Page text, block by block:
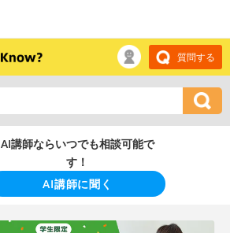
質問する
AI講師ならいつでも相談可能で
す！
AI講師に聞く